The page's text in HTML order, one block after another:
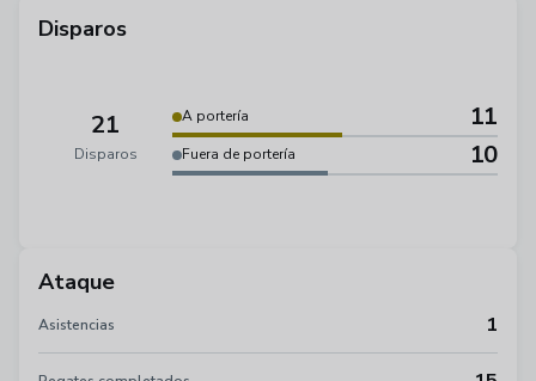
Disparos
21
Disparos
A portería 11
Fuera de portería 10
Ataque
Asistencias 1